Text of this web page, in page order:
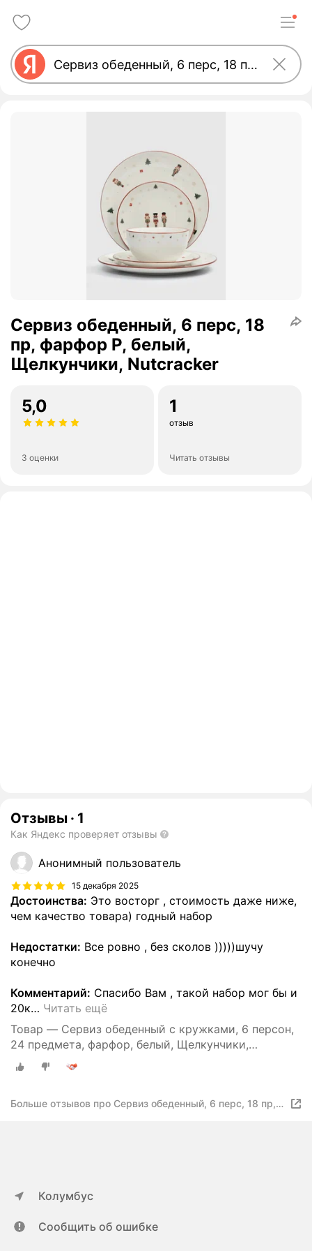
Сервиз обеденный, 6 перс, 18
пр, фарфор P, белый,
Щелкунчики, Nutcracker
5,0
3 оценки
1
отзыв
Читать отзывы
Отзывы · 1
Как Яндекс проверяет отзывы
Анонимный пользователь
15 декабря 2025
Достоинства: Это восторг , стоимость даже ниже,
чем качество товара) годный набор
Недостатки: Все ровно , без сколов )))))шучу
конечно
Комментарий: Спасибо Вам , такой набор мог бы и
20к… Читать ещё
Товар — Сервиз обеденный с кружками, 6 персон,
24 предмета, фарфор, белый, Щелкунчики,
Nutcracker (Anna Lafarg)
Больше отзывов про Сервиз обеденный, 6 перс, 18 пр,
Колумбус
Сообщить об ошибке